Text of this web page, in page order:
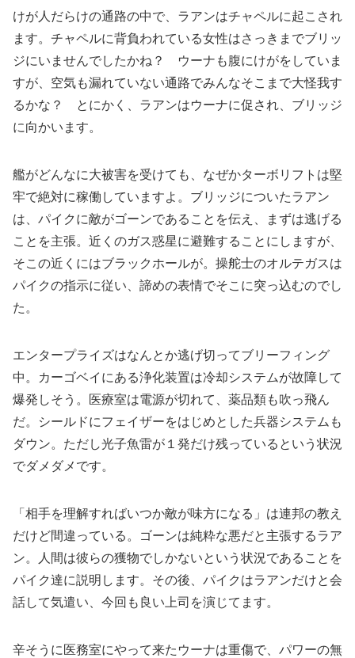
けが人だらけの通路の中で、ラアンはチャペルに起こされ
ます。チャペルに背負われている女性はさっきまでブリッ
ジにいませんでしたかね？ ウーナも腹にけがをしていま
すが、空気も漏れていない通路でみんなそこまで大怪我す
るかな？ とにかく、ラアンはウーナに促され、ブリッジ
に向かいます。
艦がどんなに大被害を受けても、なぜかターボリフトは堅
牢で絶対に稼働していますよ。ブリッジについたラアン
は、パイクに敵がゴーンであることを伝え、まずは逃げる
ことを主張。近くのガス惑星に避難することにしますが、
そこの近くにはブラックホールが。操舵士のオルテガスは
パイクの指示に従い、諦めの表情でそこに突っ込むのでし
た。
エンタープライズはなんとか逃げ切ってブリーフィング
中。カーゴベイにある浄化装置は冷却システムが故障して
爆発しそう。医療室は電源が切れて、薬品類も吹っ飛ん
だ。シールドにフェイザーをはじめとした兵器システムも
ダウン。ただし光子魚雷が１発だけ残っているという状況
でダメダメです。
「相手を理解すればいつか敵が味方になる」は連邦の教え
だけど間違っている。ゴーンは純粋な悪だと主張するラア
ン。人間は彼らの獲物でしかないという状況であることを
パイク達に説明します。その後、パイクはラアンだけと会
話して気遣い、今回も良い上司を演じてます。
辛そうに医務室にやって来たウーナは重傷で、パワーの無